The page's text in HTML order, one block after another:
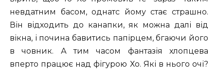
невдатним басом, однатс йому стає страшно.
Він відходить до канапки, як можна далі від
вікна, і почина бавитись папірцем, бгаючи його
в човник. А тим часом фантазія хлопцева
вперто працює над фігурою Хо. Які в нього очі?